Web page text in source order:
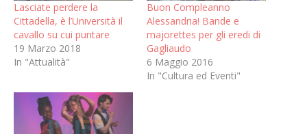
Lasciate perdere la
Cittadella, è l’Università il
cavallo su cui puntare
19 Marzo 2018
In "Attualità"
Buon Compleanno
Alessandria! Bande e
majorettes per gli eredi di
Gagliaudo
6 Maggio 2016
In "Cultura ed Eventi"